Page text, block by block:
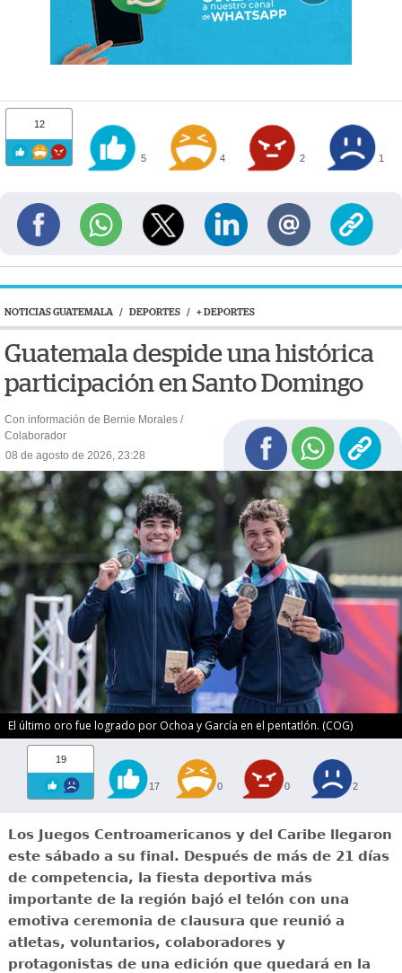
12
5 4 2 1
NOTICIAS GUATEMALA / DEPORTES / + DEPORTES
Guatemala despide una histórica
participación en Santo Domingo
Con información de Bernie Morales /
Colaborador
08 de agosto de 2026, 23:28
El último oro fue logrado por Ochoa y García en el pentatlón. (COG)
19
17 0 0 2
Los Juegos Centroamericanos y del Caribe llegaron
este sábado a su final. Después de más de 21 días
de competencia, la fiesta deportiva más
importante de la región bajó el telón con una
emotiva ceremonia de clausura que reunió a
atletas, voluntarios, colaboradores y
protagonistas de una edición que quedará en la